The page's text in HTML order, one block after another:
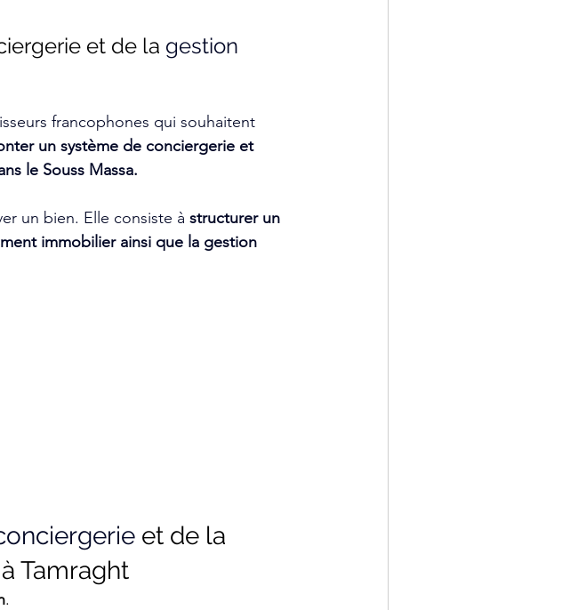
et de la gestion
francophones qui souhaitent
un système de conciergerie et
le Souss Massa.
un bien. Elle consiste à structurer un
immobilier ainsi que la gestion
et de la
Tamraght
.